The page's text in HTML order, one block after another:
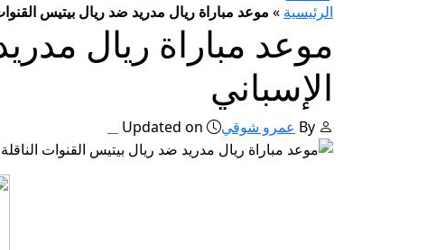
الرئيسية » موعد مباراة ريال مدريد ضد ريال بيتيس
موعد مباراة ريال
الإسباني
By عمرو شوقي Updated on